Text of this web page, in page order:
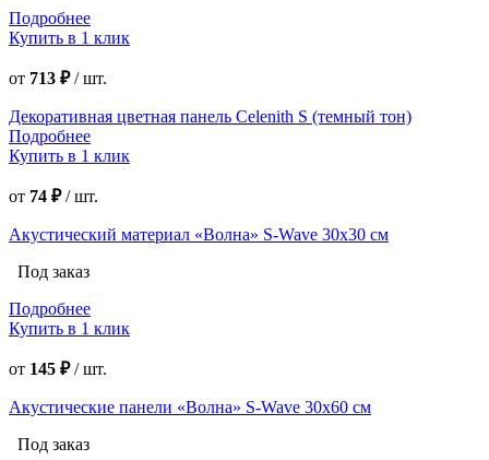
Подробнее
Купить в 1 клик
от 713 ₽/шт.
Декоративная цветная панель Celenith S (темный тон)
Подробнее
Купить в 1 клик
от 74 ₽/шт.
Акустический материал «Волна» S-Wave 30х30 см
Под заказ
Подробнее
Купить в 1 клик
от 145 ₽/шт.
Акустические панели «Волна» S-Wave 30х60 см
Под заказ